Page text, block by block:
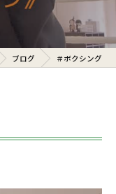
ブログ ＃ボクシング